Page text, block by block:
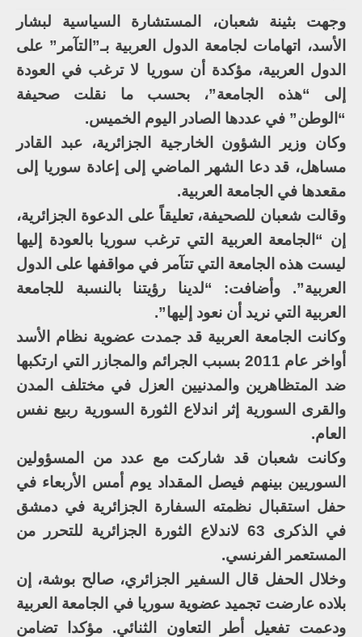
وجهت بثينة شعبان، المستشارة السياسية لبشار
الأسد، اتهامات لجامعة الدول العربية بـ”التآمر” على
الدول العربية، مؤكدة أن سوريا لا ترغب في العودة
إلى “هذه الجامعة”، بحسب ما نقلت صحيفة
“الوطن” في عددها الصادر اليوم الخميس.
وكان وزير الشؤون الخارجية الجزائرية، عبد القادر
مساهل، قد دعا الشهر الماضي إلى إعادة سوريا إلى
مقعدها في الجامعة العربية.
وقالت شعبان للصحيفة، تعليقاً على الدعوة الجزائرية،
إن “الجامعة العربية التي ترغب سوريا بالعودة إليها
ليست هذه الجامعة التي تتآمر في مواقفها على الدول
العربية”. وأضافت: “لدينا رؤيتنا بالنسبة للجامعة
العربية التي نريد أن نعود إليها”.
وكانت الجامعة العربية قد جمدت عضوية نظام الأسد
أواخر عام 2011 بسبب الجرائم والمجازر التي ارتكبها
ضد المتظاهرين والمدنيين العزل في مختلف المدن
والقرى السورية إثر اندلاع الثورة السورية ربيع نفس
العام.
وكانت شعبان قد شاركت مع عدد من المسؤولين
السوريين بينهم فيصل المقداد يوم أمس الأربعاء في
حفل استقبال نظمته السفارة الجزائرية في دمشق
في الذكرى 63 لاندلاع الثورة الجزائرية للتحرر من
المستعمر الفرنسي.
وخلال الحفل قال السفير الجزائري، صالح بوشة، إن
بلاده عارضت تجميد عضوية سوريا في الجامعة العربية
ودعمت تفعيل أطر التعاون الثنائي. مؤكدا تضامن